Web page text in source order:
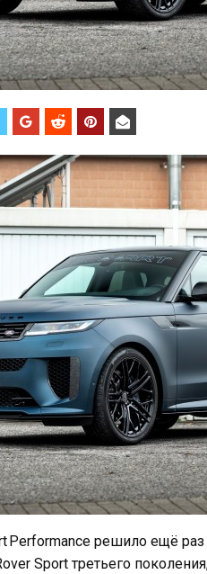
Performance решило ещё
Sport третьего